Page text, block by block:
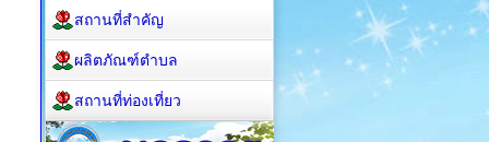
สถานที่สำคัญ
ผลิตภัณฑ์ตำบล
สถานที่ท่องเที่ยว